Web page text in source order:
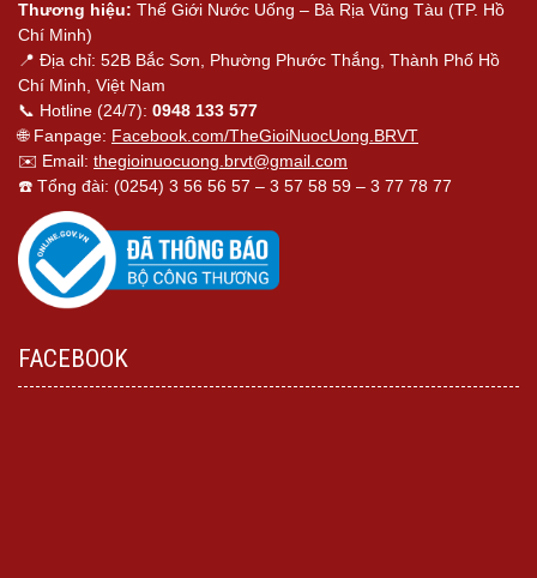
Thương hiệu: Thế Giới Nước Uống – Bà Rịa Vũng Tàu (TP. Hồ
Chí Minh)
📍 Địa chỉ: 52B Bắc Sơn, Phường Phước Thắng, Thành Phố Hồ
Chí Minh, Việt Nam
📞 Hotline (24/7): 0948 133 577
🌐 Fanpage: Facebook.com/TheGioiNuocUong.BRVT
✉️ Email: thegioinuocuong.brvt@gmail.com
☎️ Tổng đài: (0254) 3 56 56 57 – 3 57 58 59 – 3 77 78 77
FACEBOOK